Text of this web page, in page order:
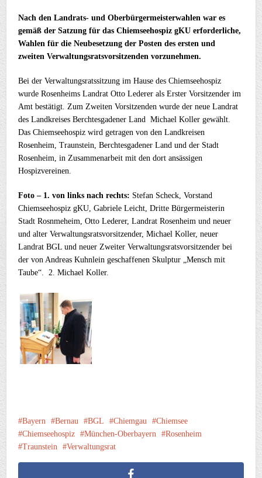
Nach den Landrats- und Oberbürgermeisterwahlen war es
gemäß der Satzung für das Chiemseehospiz gKU erforderliche,
Wahlen für die Neubesetzung der Posten des ersten und
zweiten Verwaltungsratsvorsitzenden vorzunehmen.
Bei der Verwaltungsratssitzung im Hause des Chiemseehospiz
wurde Rosenheims Landrat Otto Lederer als Erster Vorsitzender im
Amt bestätigt. Zum Zweiten Vorsitzenden wurde der neue Landrat
des Landkreises Berchtesgadener Land Michael Koller gewählt.
Das Chiemseehospiz wird getragen von den Landkreisen
Rosenheim, Traunstein, Berchtesgadener Land und der Stadt
Rosenheim, in Zusammenarbeit mit den dort ansässigen
Hospizvereinen.
Foto – 1. von links nach rechts: Stefan Scheck, Vorstand
Chiemseehospiz gKU, Gabriele Leicht, Dritte Bürgermeisterin
Stadt Rosnmeheim, Otto Lederer, Landrat Rosenheim und neuer
und alter Verwaltungsratsvorsitzender, Michael Koller, neuer
Landrat BGL und neuer Zweiter Verwaltungsratsvorsitzender bei
der von Andreas Kuhnlein geschaffenen Skulptur „Mensch mit
Taube“. 2. Michael Koller.
Bayern Bernau BGL Chiemgau
Chiemsee
Chiemseehospiz
München-Oberbayern
Rosenheim
Traunstein
Verwaltungsrat